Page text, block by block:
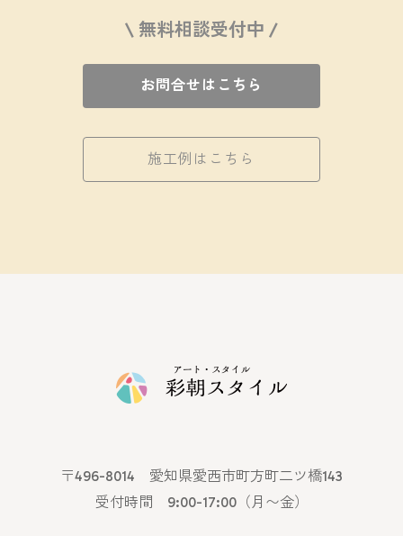
\ 無料相談受付中 /
お問合せはこちら
施工例はこちら
〒496-8014 愛知県愛西市町方町二ツ橋143
受付時間 9:00-17:00（月〜金）